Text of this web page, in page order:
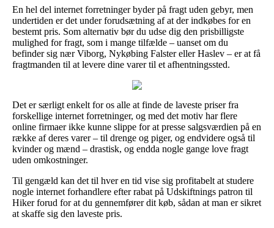
En hel del internet forretninger byder på fragt uden gebyr, men
undertiden er det under forudsætning af at der indkøbes for en
bestemt pris. Som alternativ bør du udse dig den prisbilligste
mulighed for fragt, som i mange tilfælde – uanset om du
befinder sig nær Viborg, Nykøbing Falster eller Haslev – er at få
fragtmanden til at levere dine varer til et afhentningssted.
Det er særligt enkelt for os alle at finde de laveste priser fra
forskellige internet forretninger, og med det motiv har flere
online firmaer ikke kunne slippe for at presse salgsværdien på en
række af deres varer – til drenge og piger, og endvidere også til
kvinder og mænd – drastisk, og endda nogle gange love fragt
uden omkostninger.
Til gengæld kan det til hver en tid vise sig profitabelt at studere
nogle internet forhandlere efter rabat på Udskiftnings patron til
Hiker forud for at du gennemfører dit køb, sådan at man er sikret
at skaffe sig den laveste pris.